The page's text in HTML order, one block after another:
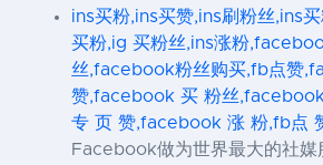
ins买粉,ins买赞,ins刷粉丝,ins
买粉,ig 买粉丝,ins涨粉
丝,facebook粉丝购买,fb点赞
赞,facebook 买 粉丝
专 页 赞,facebook 涨 粉,fb点
Facebook做为世界最大的社媒